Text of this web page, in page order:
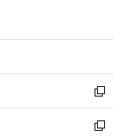
開
ン
ウ
で
開
く
ウ
ン
ド
ウ
で
新
し
い
新